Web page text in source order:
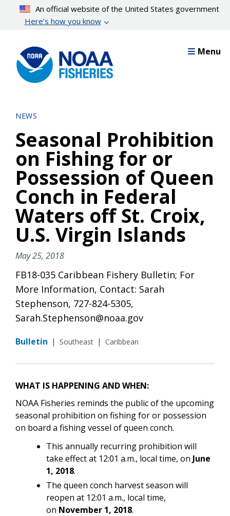
content
An official website of the United States government
Here’s how you know
Menu
NEWS
Seasonal Prohibition
on Fishing for or
Possession of Queen
Conch in Federal
Waters off St. Croix,
U.S. Virgin Islands
May 25, 2018
FB18-035 Caribbean Fishery Bulletin; For
More Information, Contact: Sarah
Stephenson, 727-824-5305,
Sarah.Stephenson@noaa.gov
Bulletin | Southeast | Caribbean
WHAT IS HAPPENING AND WHEN:
NOAA Fisheries reminds the public of the upcoming
seasonal prohibition on fishing for or possession
on board a fishing vessel of queen conch.
This annually recurring prohibition will
take effect at 12:01 a.m., local time, on June
1, 2018.
The queen conch harvest season will
reopen at 12:01 a.m., local time,
on November 1, 2018.